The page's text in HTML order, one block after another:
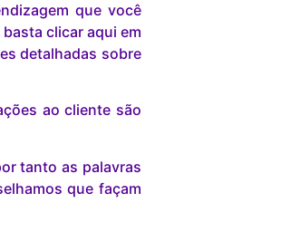
que você
clicar aqui em
detalhadas sobre
ao cliente são
tanto as palavras
que façam